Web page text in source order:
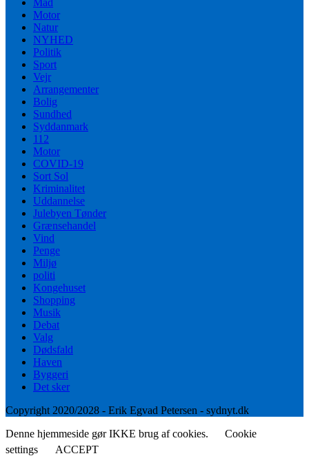
Motor
Natur
NYHED
Politik
Sport
Vejr
Arrangementer
Bolig
Sundhed
Syddanmark
112
Motor
COVID-19
Sort Sol
Kriminalitet
Uddannelse
Julebyen Tønder
Grænsehandel
Vind
Penge
Miljø
politi
Kongehuset
Shopping
Musik
Debat
Valg
Dødsfald
Haven
Byggeri
Det sker
Copyright 2020/2028 - Erik Egvad Petersen - sydnyt.dk
Denne hjemmeside gør IKKE brug af cookies.
Cookie
settings
ACCEPT